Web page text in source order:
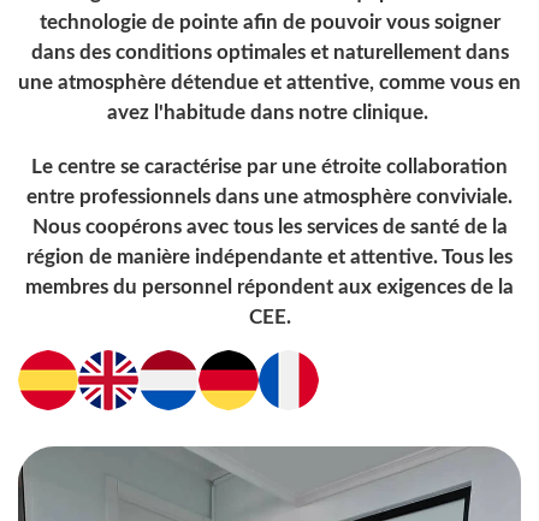
technologie de pointe afin de pouvoir vous soigner
dans des conditions optimales et naturellement dans
une atmosphère détendue et attentive, comme vous en
avez l'habitude dans notre clinique.
Le centre se caractérise par une étroite collaboration
entre professionnels dans une atmosphère conviviale.
Nous coopérons avec tous les services de santé de la
région de manière indépendante et attentive. Tous les
membres du personnel répondent aux exigences de la
CEE.